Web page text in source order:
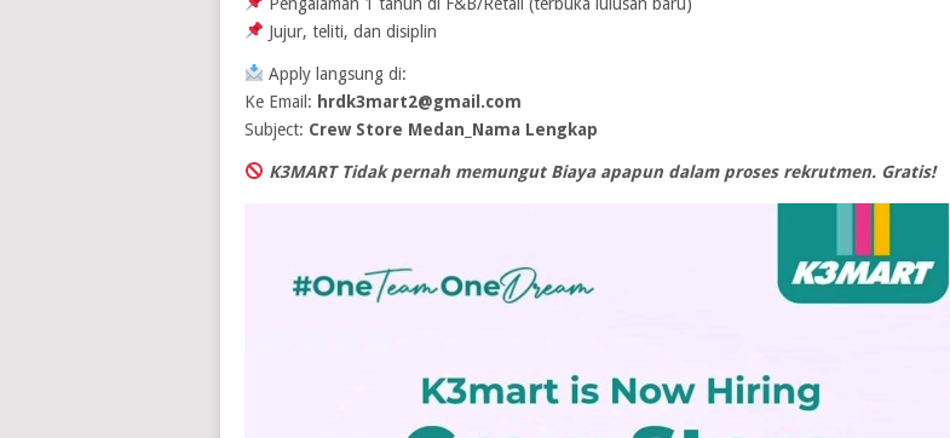
Jujur, teliti, dan disiplin
Apply langsung di:
Ke Email: hrdk3mart2@gmail.com
Subject: Crew Store Medan_Nama Lengkap
K3MART Tidak pernah memungut Biaya apapun dalam proses rekrutmen. Gratis!